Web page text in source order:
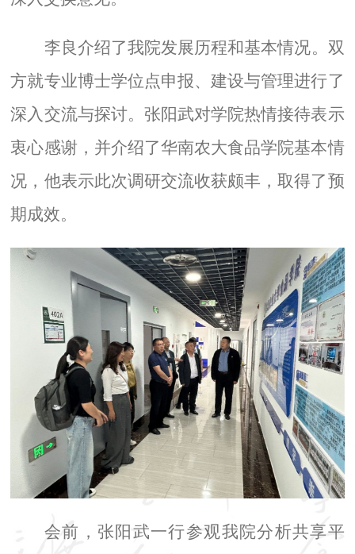
李良介绍了我院发展历程和基本情况。双
方就专业博士学位点申报、建设与管理进行了
深入交流与探讨。张阳武对学院热情接待表示
衷心感谢，并介绍了华南农大食品学院基本情
况，他表示此次调研交流收获颇丰，取得了预
期成效。
会前，张阳武一行参观我院分析共享平